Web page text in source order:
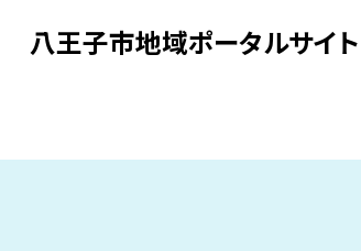
八王子市地域ポータルサイト